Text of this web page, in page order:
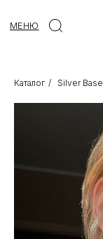
Каталог / Silver Base